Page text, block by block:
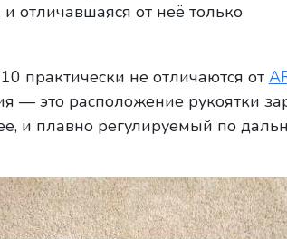
отличавшаяся от неё только
практически не отличаются от
— это расположение рукоятки
и плавно регулируемый по